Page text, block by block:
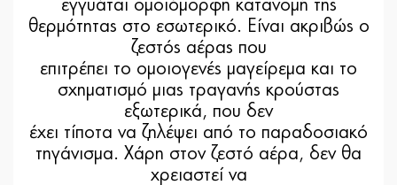
εγγυάται ομοιόμορφη κατανομή της
θερμότητας στο εσωτερικό. Είναι ακριβώς ο
ζεστός αέρας που
επιτρέπει το ομοιογενές μαγείρεμα και το
σχηματισμό μιας τραγανής κρούστας
εξωτερικά, που δεν
έχει τίποτα να ζηλέψει από το παραδοσιακό
τηγάνισμα. Χάρη στον ζεστό αέρα, δεν θα
χρειαστεί να